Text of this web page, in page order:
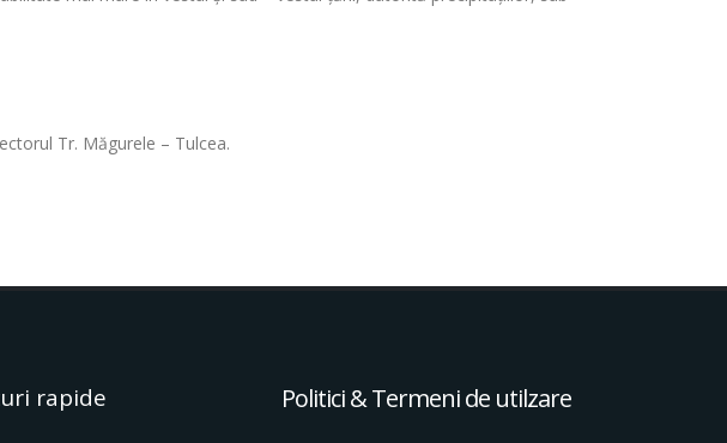
Tr. Măgurele – Tulcea.
rapide Politici & Termeni de utilzare